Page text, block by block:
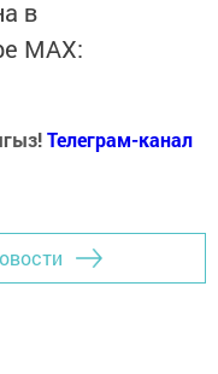
в
MАХ:
Телеграм-канал